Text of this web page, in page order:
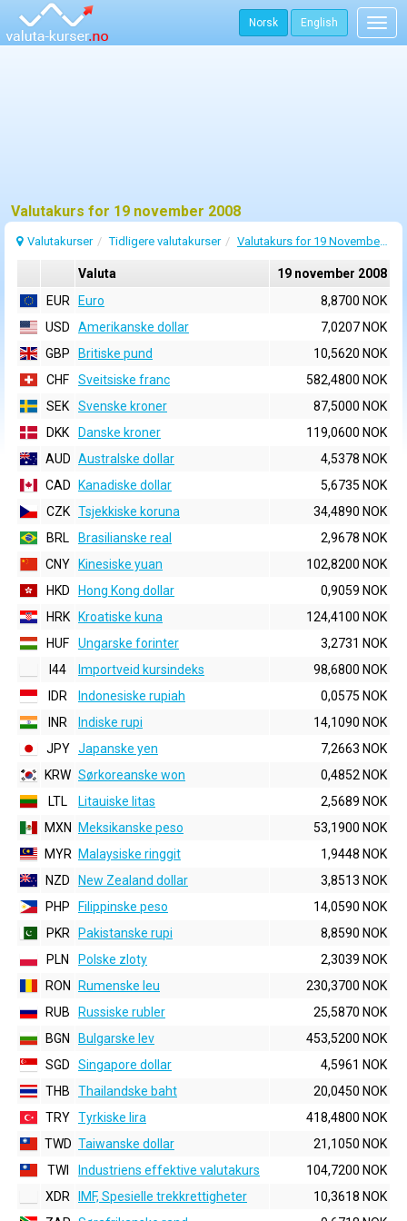
Norsk English
Valutakurs for 19 november 2008
Valutakurser Tidligere valutakurser Valutakurs for 19 November 2008
Valuta
19 november 2008
EUR
Euro
8,8700 NOK
USD
Amerikanske dollar
7,0207 NOK
GBP
Britiske pund
10,5620 NOK
CHF
Sveitsiske franc
582,4800 NOK
SEK
Svenske kroner
87,5000 NOK
DKK
Danske kroner
119,0600 NOK
AUD Australske dollar
4,5378 NOK
CAD
Kanadiske dollar
5,6735 NOK
CZK Tsjekkiske koruna
34,4890 NOK
BRL
Brasilianske real
2,9678 NOK
CNY
Kinesiske yuan
102,8200 NOK
HKD
Hong Kong dollar
0,9059 NOK
HRK
Kroatiske kuna
124,4100 NOK
HUF
Ungarske forinter
3,2731 NOK
I44
Importveid kursindeks
98,6800 NOK
IDR
Indonesiske rupiah
0,0575 NOK
INR
Indiske rupi
14,1090 NOK
JPY Japanske yen
7,2663 NOK
KRW Sørkoreanske won
0,4852 NOK
LTL
Litauiske litas
2,5689 NOK
MXN
Meksikanske peso
53,1900 NOK
MYR
Malaysiske ringgit
1,9448 NOK
NZD
New Zealand dollar
3,8513 NOK
PHP
Filippinske peso
14,0590 NOK
PKR
Pakistanske rupi
8,8590 NOK
PLN
Polske zloty
2,3039 NOK
RON
Rumenske leu
230,3700 NOK
RUB
Russiske rubler
25,5870 NOK
BGN
Bulgarske lev
453,5200 NOK
SGD
Singapore dollar
4,5961 NOK
THB
Thailandske baht
20,0450 NOK
TRY Tyrkiske lira
418,4800 NOK
TWD Taiwanske dollar
21,1050 NOK
TWI
Industriens effektive valutakurs
104,7200 NOK
XDR
IMF, Spesielle trekkrettigheter
10,3618 NOK